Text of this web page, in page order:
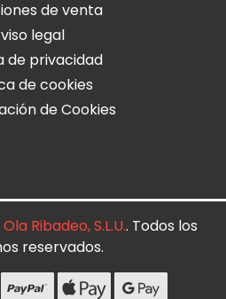
de venta
legal
de privacidad
de cookies
de Cookies
Ribadeo, S.L.U.. Todos los
reservados.